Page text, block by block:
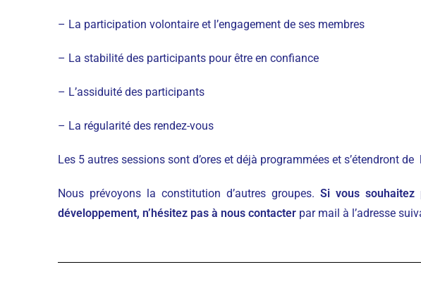
– La participation volontaire et l’engagement de ses membres
– La stabilité des participants pour être en confiance
– L’assiduité des participants
– La régularité des rendez-vous
Les 5 autres sessions sont d’ores et déjà programmées et s’étendront
Nous prévoyons la constitution d’autres groupes. Si vous
développement, n’hésitez pas à nous contacter par mail à l’adresse